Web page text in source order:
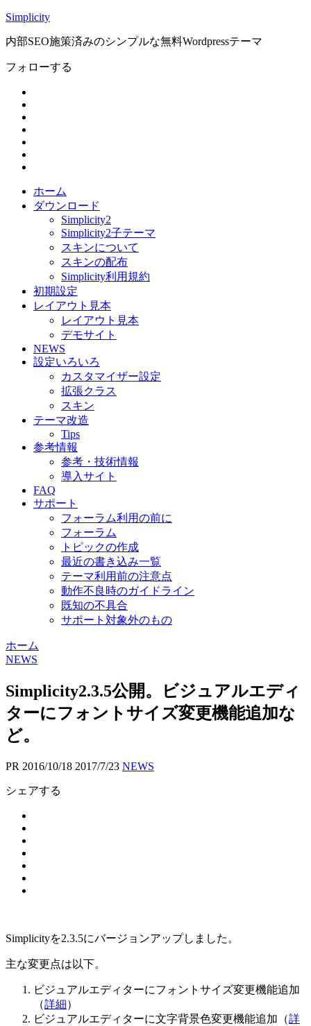
Simplicity
内部SEO施策済みのシンプルな無料Wordpressテーマ
フォローする
ホーム
ダウンロード
Simplicity2
Simplicity2子テーマ
スキンについて
スキンの配布
Simplicity利用規約
初期設定
レイアウト見本
レイアウト見本
デモサイト
NEWS
設定いろいろ
カスタマイザー設定
拡張クラス
スキン
テーマ改造
Tips
参考情報
参考・技術情報
導入サイト
FAQ
サポート
フォーラム利用の前に
フォーラム
トピックの作成
最近の書き込み一覧
テーマ利用前の注意点
動作不良時のガイドライン
既知の不具合
サポート対象外のもの
ホーム
NEWS
Simplicity2.3.5公開。ビジュアルエディ
ターにフォントサイズ変更機能追加な
ど。
PR 2016/10/18 2017/7/23 NEWS
シェアする
Simplicityを2.3.5にバージョンアップしました。
主な変更点は以下。
ビジュアルエディターにフォントサイズ変更機能追加
（詳細）
ビジュアルエディターに文字背景色変更機能追加（詳